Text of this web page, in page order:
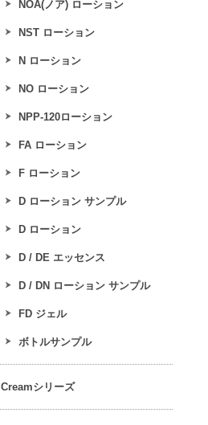
NOA(ノア) ローション
NST ローション
N ローション
NO ローション
NPP-120ローション
FA ローション
F ローション
D ローション サンプル
D ローション
D / DE エッセンス
D / DN ローション サンプル
FD ジェル
ボトルサンプル
Creamシリーズ